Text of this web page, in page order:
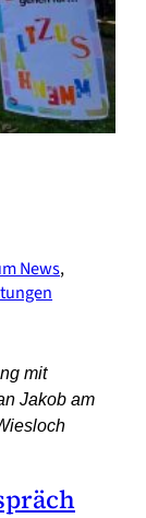
News